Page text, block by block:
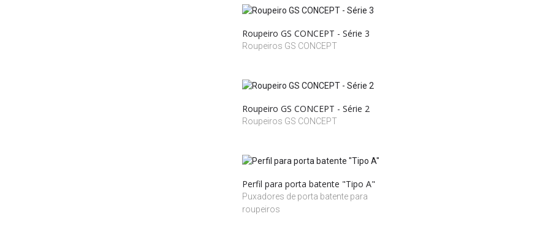
Roupeiro GS CONCEPT - Série 3
Roupeiros GS CONCEPT
Roupeiro GS CONCEPT - Série 2
Roupeiros GS CONCEPT
Perfil para porta batente "Tipo A"
Puxadores de porta batente para
roupeiros